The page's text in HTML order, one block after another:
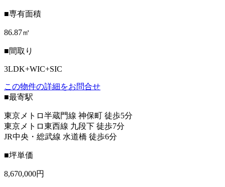
■専有面積
86.87㎡
■間取り
3LDK+WIC+SIC
この物件の詳細をお問合せ
■最寄駅
東京メトロ半蔵門線 神保町 徒歩5分
東京メトロ東西線 九段下 徒歩7分
JR中央・総武線 水道橋 徒歩6分
■坪単価
8,670,000円